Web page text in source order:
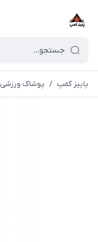
پاییز کمپ / پوشاک ورزشی